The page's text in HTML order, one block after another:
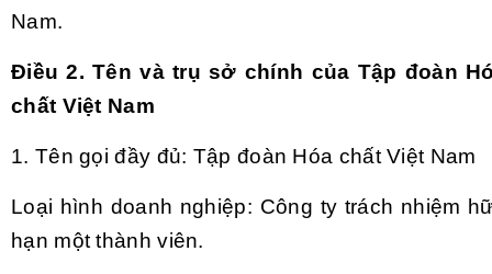
Nam.
Điều 2. Tên và trụ sở chính của Tập đoàn
chất Việt Nam
1. Tên gọi đầy đủ: Tập đoàn Hóa chất Việt Nam
Loại hình doanh nghiệp: Công ty trách nhiệm
hạn một thành viên.